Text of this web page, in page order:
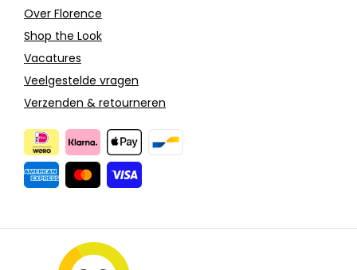
Over Florence
Shop the Look
Vacatures
Veelgestelde vragen
Verzenden & retourneren